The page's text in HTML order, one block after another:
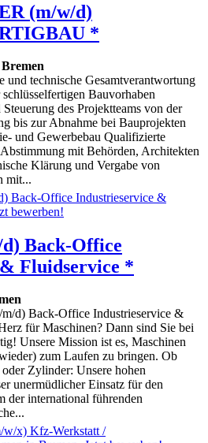
(m/w/d)
*
Bremen
und technische Gesamtverantwortung
Bauvorhaben
des Projektteams von der
bis zur Abnahme bei Bauprojekten
und Gewerbebau Qualifizierte
mit Behörden, Architekten
Klärung und Vergabe von
mit...
Back-Office
Fluidservice *
d) Back-Office Industrieservice &
für Maschinen? Dann sind Sie bei
Unsere Mission ist es, Maschinen
zum Laufen zu bringen. Ob
Zylinder: Unsere hohen
unermüdlicher Einsatz für den
der international führenden